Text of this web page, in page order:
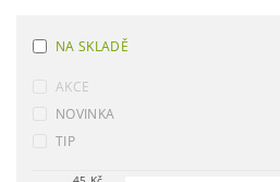
NA SKLADĚ
AKCE
NOVINKA
TIP